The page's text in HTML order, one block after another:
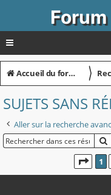
Forum
Accueil du forum 〉
SUJETS SANS
Aller sur la recherche
PAGE
1